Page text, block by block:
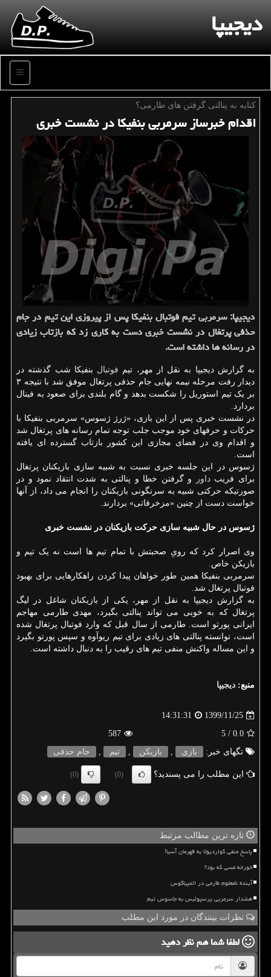
دیجیپا
منو
كنایه به پنالتی گرفتن های طارمی؟
اقدام خبرساز سرمربی بنفیكا در نشست خبری
دیجیپا: سرمربی تیم فوتبال بنفیکا پس از پیروزی این تیم در جام
حذفی پرتغال در نشست خبری دست به کاری زد که بازتاب زیادی
در رسانه ها داشته است.
به گزارش دیجیپا به نقل از مهر، تیم فوتبال بنفیکا شب گذشته در
دیدار رفت مرحله نیمه نهایی جام حذفی پرتغال موفق شد با نتیجه ۳
بر یک تیم استوریل را شکست بدهد و گام بلندی برای صعود به فینال
بردارد.
در نشست خبری پس از این بازی، «ژرژ ژسوس» سرمربی بنفیکا با
حرکات و حرفهای خود موجب جلب توجه تمام رسانه های پرتغال شد
و اقدام وی در فضای مجازی این کشور بازتاب گسترده ای یافته
است.
ژسوس در این جلسه خبری نسبت به شبیه سازی بازیکنان پرتغال
برای فریبداور
و گرفتن خطا و پنالتی به شدت انتقاد نمود و در
صورتیکه حرکتی شبیه به سرنگونی بازیکنان را انجام می داد، از آنها
خواست دست از چنین «مزخرفاتی» بردارند.
ژسوس در حال شبیه سازی حرکت بازیکنان در نشست خبری
وی اصرار کرد که رویِ صحبتش با تمام تیم ها است نه یک تیم و
بازیکن خاص.
سرمربی بنفیکا همین طور خواهان پیدا کردن راهکارهایی برای بهبود
فوتبال پرتغال شد.
به گزارش دیجیپا به نقل از مهر، یکی از بازیکنان شاغل در لیگ
پرتغال که به خوبی می تواند پنالتی بگیرد، مهدی طارمی مهاجم
ایرانی پورتو است. طارمی از سال قبل که وارد فوتبال پرتغال شده
است، توانسته پنالتی های زیادی برای تیم ریوآوه و سپس پورتو بگیرد
و این مساله واکنش منفی تیم های رقیب را به دنبال داشته است.
منبع: دیجیپا
1399/11/25
14:31:31
0.0
/ 5
587
تگهای خبر:
بازی , بازیكن , تیم , جام حذفی
این مطلب را می پسندید؟ (0)
(0)
تازه ترین مطالب مرتبط
پاسخ منفی گواردیولا به قهرمان آسیا!
خورخه مسی که بود؟
آینده نامعلوم طارمی در المپیاکوس
هشدار سرمربی پرسپولیس به جاسوس تیم
نظرات بینندگان در مورد این مطلب
لطفا شما همنظر دهید